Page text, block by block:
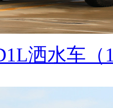
洒水车（